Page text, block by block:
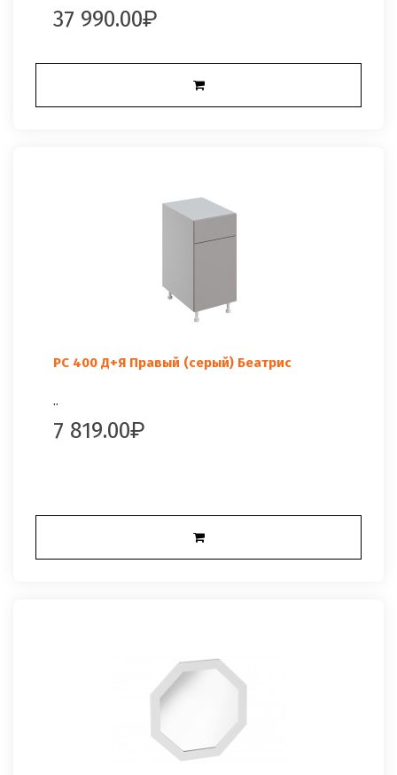
37 990.00
РС 400 Д+Я Правый (серый) Беатрис
..
7 819.00